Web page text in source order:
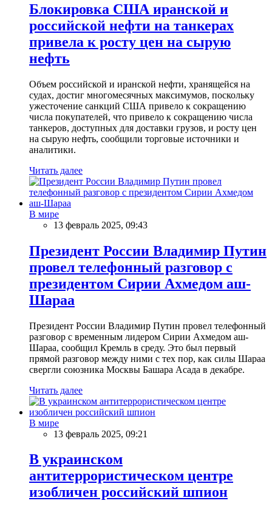
Блокировка США иранской и
российской нефти на танкерах
привела к росту цен на сырую
нефть
Объем российской и иранской нефти, хранящейся на
судах, достиг многомесячных максимумов, поскольку
ужесточение санкций США привело к сокращению
числа покупателей, что привело к сокращению числа
танкеров, доступных для доставки грузов, и росту цен
на сырую нефть, сообщили торговые источники и
аналитики.
Читать далее
В мире
13 февраль 2025, 09:43
Президент России Владимир Путин
провел телефонный разговор с
президентом Сирии Ахмедом аш-
Шараа
Президент России Владимир Путин провел телефонный
разговор с временным лидером Сирии Ахмедом аш-
Шараа, сообщил Кремль в среду. Это был первый
прямой разговор между ними с тех пор, как силы Шараа
свергли союзника Москвы Башара Асада в декабре.
Читать далее
В мире
13 февраль 2025, 09:21
В украинском
антитеррористическом центре
изобличен российский шпион